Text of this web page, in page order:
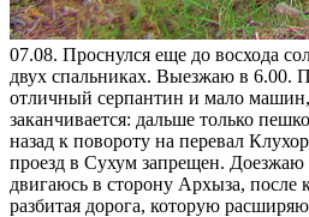
07.08. Проснулся еще до восхода
двух спальниках. Выезжаю в 6.00.
отличный серпантин и мало машин,
заканчивается: дальше только
назад к повороту на перевал
проезд в Сухум запрещен. Доезжаю
двигаюсь в сторону Архыза, после
разбитая дорога, которую